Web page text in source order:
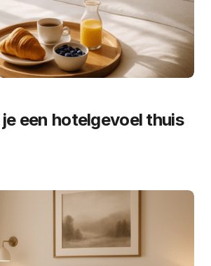
een hotelgevoel thuis